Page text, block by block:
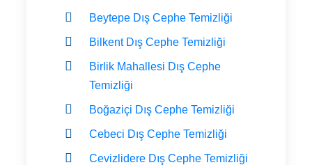
Beytepe Dış Cephe Temizliği
Bilkent Dış Cephe Temizliği
Birlik Mahallesi Dış Cephe
Temizliği
Boğaziçi Dış Cephe Temizliği
Cebeci Dış Cephe Temizliği
Cevizlidere Dış Cephe Temizliği